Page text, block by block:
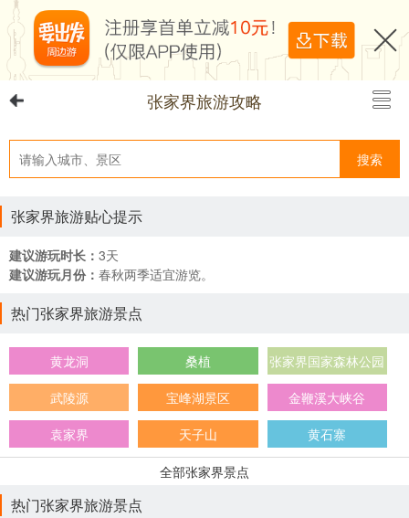
张家界旅游攻略
搜索
张家界旅游贴心提示
建议游玩时长： 3天
建议游玩月份： 春秋两季适宜游览。
热门张家界旅游景点
黄龙洞 桑植
张家界国家森林公园
武陵源
宝峰湖景区
金鞭溪大峡谷
袁家界
天子山 黄石寨
全部张家界景点
热门张家界旅游景点